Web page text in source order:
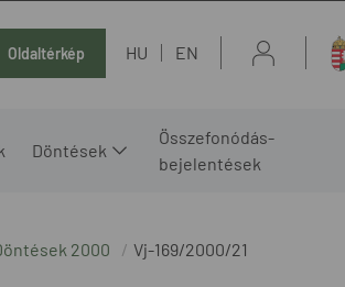
Oldaltérkép HU EN
Döntések
Összefonódás-
bejelentések
2000
Vj-169/2000/21